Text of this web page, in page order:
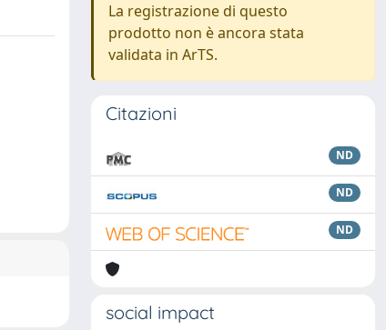
La registrazione di questo
prodotto non è ancora stata
validata in ArTS.
Citazioni
ND
ND
ND
social impact